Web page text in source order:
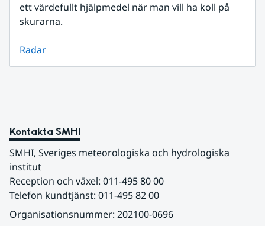
ett värdefullt hjälpmedel när man vill ha koll på
skurarna.
Radar
Kontakta SMHI
SMHI, Sveriges meteorologiska och hydrologiska
institut
Reception och växel: 011-495 80 00
Telefon kundtjänst: 011-495 82 00
Organisationsnummer: 202100-0696